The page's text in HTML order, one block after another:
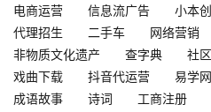
电商运营 信息流广告 小本
代理招生
二手车 网络营销
非物质文化遗产
查字典 社
戏曲下载
抖音代运营 易学网
成语故事
诗词 工商注册